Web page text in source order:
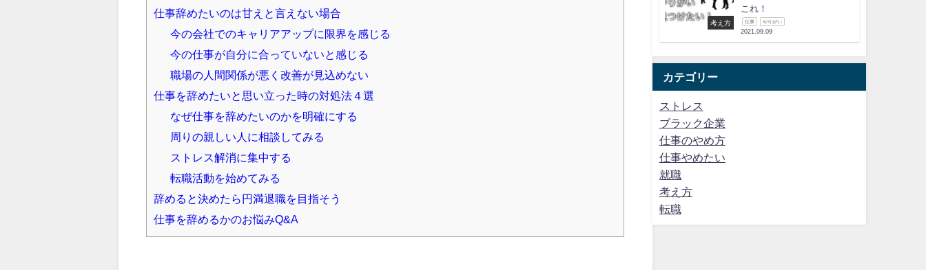
仕事辞めたいのは甘えと言えない場合
今の会社でのキャリアアップに限界を感じる
今の仕事が自分に合っていないと感じる
職場の人間関係が悪く改善が見込めない
仕事を辞めたいと思い立った時の対処法４選
なぜ仕事を辞めたいのかを明確にする
周りの親しい人に相談してみる
ストレス解消に集中する
転職活動を始めてみる
辞めると決めたら円満退職を目指そう
仕事を辞めるかのお悩みQ&A
考え方
これ！
仕事 やりがい
2021.09.09
カテゴリー
ストレス
ブラック企業
仕事のやめ方
仕事やめたい
就職
考え方
転職